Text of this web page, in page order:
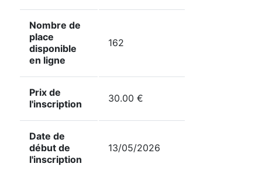
Nombre de
place
disponible
en ligne
162
Prix de
l'inscription
30.00 €
Date de
début de
l'inscription
13/05/2026